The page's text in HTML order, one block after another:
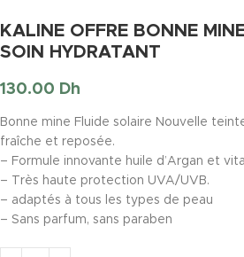
KALINE OFFRE BONNE
SOIN HYDRATANT
130.00 Dh
Bonne mine Fluide solaire Nouvelle
fraîche et reposée.
– Formule innovante huile d’Argan et
– Très haute protection UVA/UVB.
– adaptés à tous les types de peau
– Sans parfum, sans paraben